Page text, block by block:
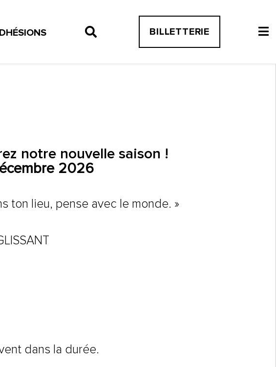
BILLETTERIE
notre nouvelle saison !
2026
ton lieu, pense avec le monde. »
dans la durée.